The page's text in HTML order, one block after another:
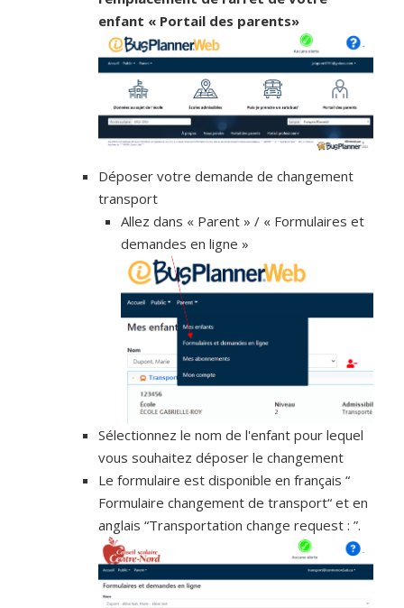
enfant « Portail des parents»
Déposer votre demande de changement
transport
Allez dans « Parent » / « Formulaires et
demandes en ligne »
Sélectionnez le nom de l'enfant pour lequel
vous souhaitez déposer le changement
Le formulaire est disponible en français “
Formulaire changement de transport“ et en
anglais “Transportation change request : ”.